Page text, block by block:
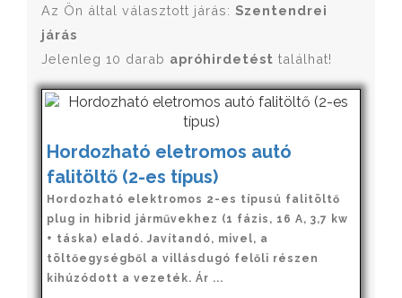
Az Ön által választott járás: Szentendrei
járás
Jelenleg 10 darab apróhirdetést találhat!
Hordozható eletromos autó
falitöltő (2-es típus)
Hordozható elektromos 2-es típusú falitöltő
plug in hibrid járművekhez (1 fázis, 16 A, 3,7 kw
+ táska) eladó. Javítandó, mivel, a
töltőegységből a villásdugó felőli részen
kihúzódott a vezeték. Ár ...